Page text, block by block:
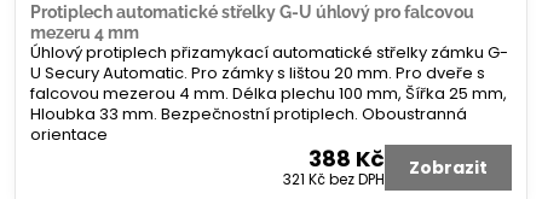
Protiplech automatické střelky G-U úhlový pro falcovou
mezeru 4 mm
Úhlový protiplech přizamykací automatické střelky zámku G-
U Secury Automatic. Pro zámky s lištou 20 mm. Pro dveře s
falcovou mezerou 4 mm. Délka plechu 100 mm, Šířka 25 mm,
Hloubka 33 mm. Bezpečnostní protiplech. Oboustranná
orientace
388 Kč
321 Kčbez DPH Zobrazit